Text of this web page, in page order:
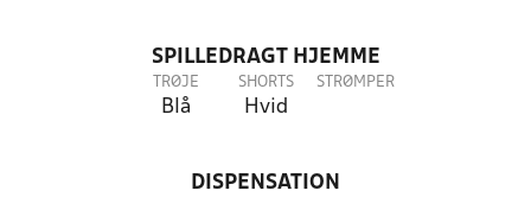
SPILLEDRAGT HJEMME
TRØJE
Blå
SHORTS
Hvid
STRØMPER
DISPENSATION